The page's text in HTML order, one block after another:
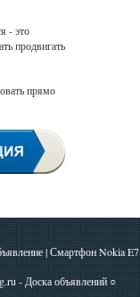
- это
продвигать
прямо
|Смартфон Nokia E7
- Доска объявлений ○